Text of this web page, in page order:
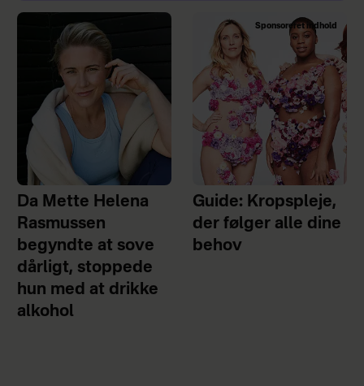
Da Mette Helena
Rasmussen
begyndte at sove
dårligt, stoppede
hun med at drikke
alkohol
Sponsoreret indhold
Guide: Kropspleje,
der følger alle dine
behov